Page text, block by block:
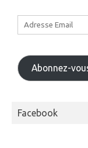
Adresse
Email
Abonnez-
Facebook